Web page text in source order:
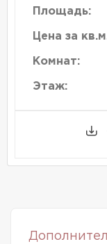
Площадь:
Цена за
Комнат:
Этаж: